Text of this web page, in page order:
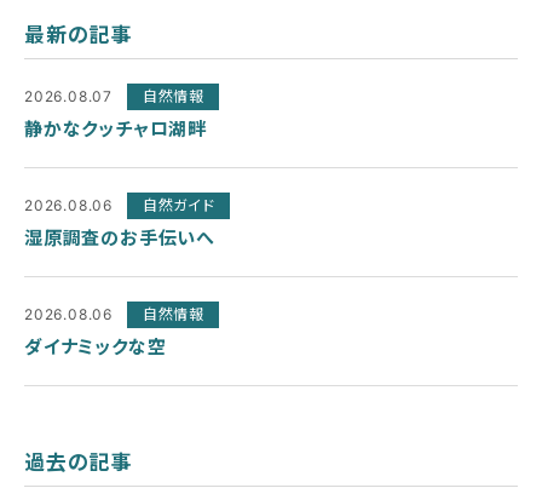
最新の記事
2026.08.07 自然情報
静かなクッチャロ湖畔
2026.08.06 自然ガイド
湿原調査のお手伝いへ
2026.08.06 自然情報
ダイナミックな空
過去の記事